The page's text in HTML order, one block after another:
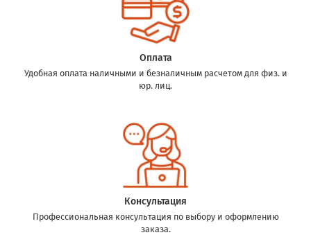
Оплата
Удобная оплата наличными и безналичным расчетом для физ. и
юр. лиц.
Консультация
Профессиональная консультация по выбору и оформлению
заказа.